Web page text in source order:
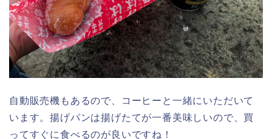
自動販売機もあるので、コーヒーと一緒にいただいて
います。揚げパンは揚げたてが一番美味しいので、買
ってすぐに食べるのが良いですね！